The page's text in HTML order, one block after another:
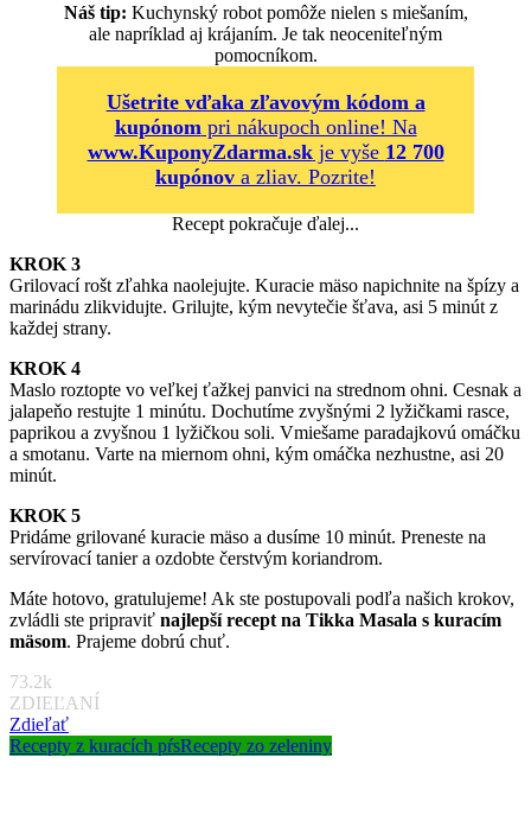
Náš tip: Kuchynský robot pomôže nielen s miešaním,
ale napríklad aj krájaním. Je tak neoceniteľným
pomocníkom.
Ušetrite vďaka zľavovým kódom a
kupónom pri nákupoch online! Na
www.KuponyZdarma.skje vyše 12 700
kupónov a zliav. Pozrite!
Recept pokračuje ďalej...
KROK 3
Grilovací rošt zľahka naolejujte. Kuracie mäso napichnite na špízy a
marinádu zlikvidujte. Grilujte, kým nevytečie šťava, asi 5 minút z
každej strany.
KROK 4
Maslo roztopte vo veľkej ťažkej panvici na strednom ohni. Cesnak a
jalapeňo restujte 1 minútu. Dochutíme zvyšnými 2 lyžičkami rasce,
paprikou a zvyšnou 1 lyžičkou soli. Vmiešame paradajkovú omáčku
a smotanu. Varte na miernom ohni, kým omáčka nezhustne, asi 20
minút.
KROK 5
Pridáme grilované kuracie mäso a dusíme 10 minút. Preneste na
servírovací tanier a ozdobte čerstvým koriandrom.
Máte hotovo, gratulujeme! Ak ste postupovali podľa našich krokov,
zvládli ste pripraviť najlepší recept na Tikka Masala s kuracím
mäsom. Prajeme dobrú chuť.
73.2k
ZDIEĽANÍ
Zdieľať
Recepty z kuracích pŕsRecepty zo zeleniny